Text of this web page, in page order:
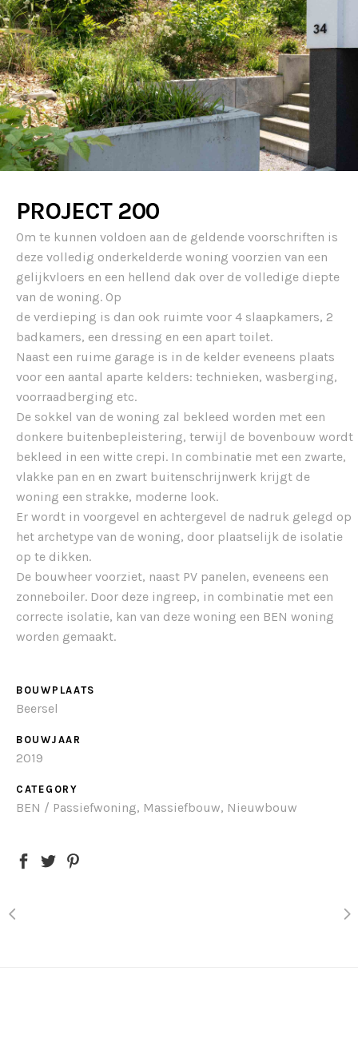
PROJECT 200
Om te kunnen voldoen aan de geldende voorschriften is
deze volledig onderkelderde woning voorzien van een
gelijkvloers en een hellend dak over de volledige diepte
van de woning. Op
de verdieping is dan ook ruimte voor 4 slaapkamers, 2
badkamers, een dressing en een apart toilet.
Naast een ruime garage is in de kelder eveneens plaats
voor een aantal aparte kelders: technieken, wasberging,
voorraadberging etc.
De sokkel van de woning zal bekleed worden met een
donkere buitenbepleistering, terwijl de bovenbouw wordt
bekleed in een witte crepi. In combinatie met een zwarte,
vlakke pan en en zwart buitenschrijnwerk krijgt de
woning een strakke, moderne look.
Er wordt in voorgevel en achtergevel de nadruk gelegd op
het archetype van de woning, door plaatselijk de isolatie
op te dikken.
De bouwheer voorziet, naast PV panelen, eveneens een
zonneboiler. Door deze ingreep, in combinatie met een
correcte isolatie, kan van deze woning een BEN woning
worden gemaakt.
BOUWPLAATS
Beersel
BOUWJAAR
2019
CATEGORY
BEN / Passiefwoning, Massiefbouw, Nieuwbouw